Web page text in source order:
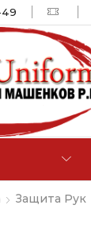
Защита Рук